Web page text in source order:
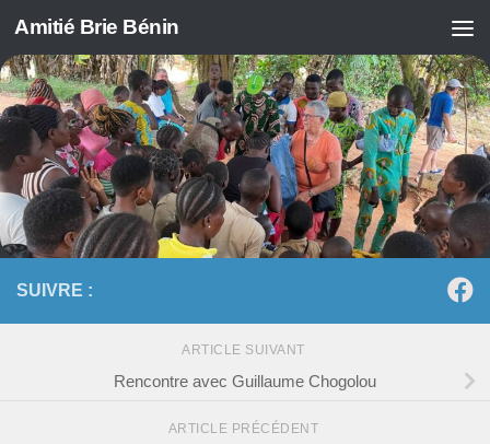
Skip to content
Amitié Brie Bénin
SUIVRE :
ARTICLE SUIVANT
Rencontre avec Guillaume Chogolou
ARTICLE PRÉCÉDENT